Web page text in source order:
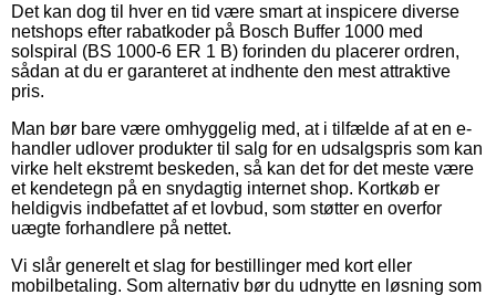
Det kan dog til hver en tid være smart at inspicere diverse
netshops efter rabatkoder på Bosch Buffer 1000 med
solspiral (BS 1000-6 ER 1 B) forinden du placerer ordren,
sådan at du er garanteret at indhente den mest attraktive
pris.
Man bør bare være omhyggelig med, at i tilfælde af at en e-
handler udlover produkter til salg for en udsalgspris som kan
virke helt ekstremt beskeden, så kan det for det meste være
et kendetegn på en snydagtig internet shop. Kortkøb er
heldigvis indbefattet af et lovbud, som støtter en overfor
uægte forhandlere på nettet.
Vi slår generelt et slag for bestillinger med kort eller
mobilbetaling. Som alternativ bør du udnytte en løsning som